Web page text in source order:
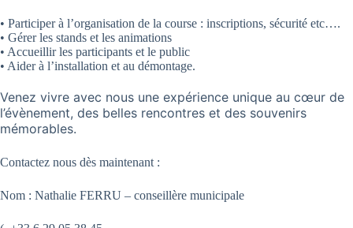
• Participerà l’organisation de la course : inscriptions, sécurité etc….
• Gérer les stands et les animations
• Accueillir les participants et le public
• Aider à l’installation et au démontage.
Venez vivre avec nous une expérience unique au cœur de
l’évènement, des belles rencontres et des souvenirs
mémorables.
Contactez nous dès maintenant :
Nom : Nathalie FERRU – conseillère municipale